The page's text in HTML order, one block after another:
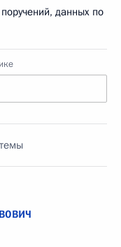
данных по